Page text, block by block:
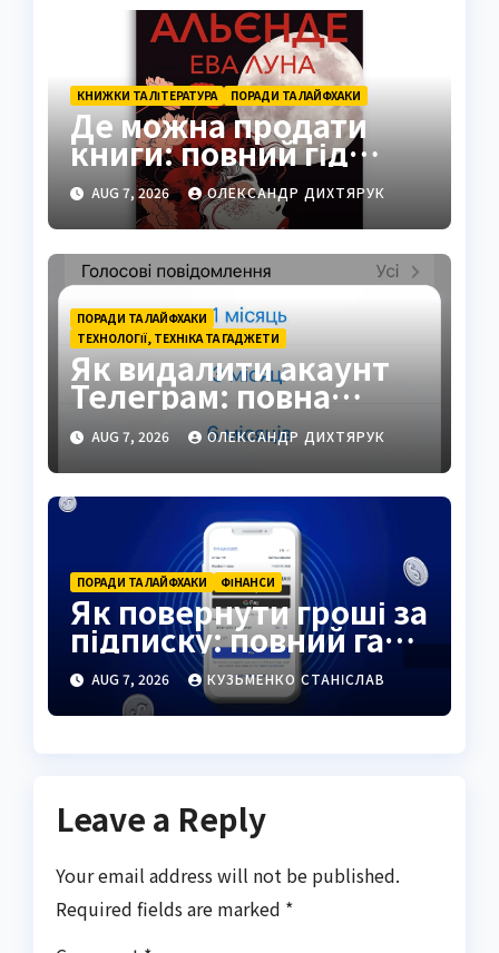
КНИЖКИ ТА ЛІТЕРАТУРА ПОРАДИ ТА ЛАЙФХАКИ
Де можна продати
книги: повний гід
платформами 2026
AUG 7, 2026 ОЛЕКСАНДР ДИХТЯРУК
ПОРАДИ ТА ЛАЙФХАКИ
ТЕХНОЛОГІЇ, ТЕХНІКА ТА ГАДЖЕТИ
Як видалити акаунт
Телеграм: повна
інструкція на 2026 рік
AUG 7, 2026 ОЛЕКСАНДР ДИХТЯРУК
ПОРАДИ ТА ЛАЙФХАКИ ФІНАНСИ
Як повернути гроші за
підписку: повний гайд
2026
AUG 7, 2026 КУЗЬМЕНКО СТАНІСЛАВ
Leave a Reply
Your email address will not be published.
Required fields are marked *